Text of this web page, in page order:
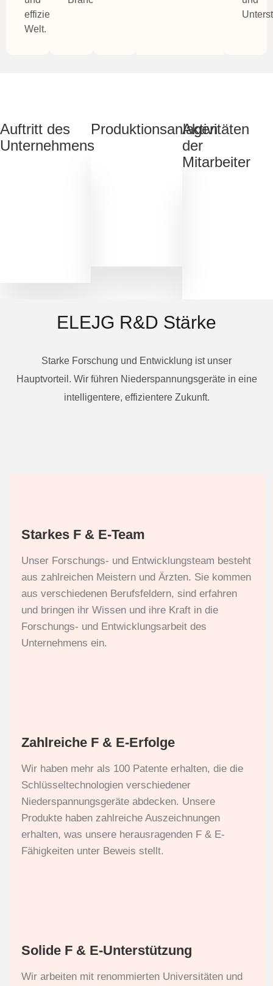
effizientere
Welt.
Auftritt des
Unternehmens
Produktionsanlagen
Aktivitäten
der
Mitarbeiter
ELEJG R&D Stärke
Starke Forschung und Entwicklung ist unser
Hauptvorteil. Wir führen Niederspannungsgeräte in eine
intelligentere, effizientere Zukunft.
Starkes F & E-Team
Unser Forschungs- und Entwicklungsteam besteht
aus zahlreichen Meistern und Ärzten. Sie kommen
aus verschiedenen Berufsfeldern, sind erfahren
und bringen ihr Wissen und ihre Kraft in die
Forschungs- und Entwicklungsarbeit des
Unternehmens ein.
Zahlreiche F & E-Erfolge
Wir haben mehr als 100 Patente erhalten, die die
Schlüsseltechnologien verschiedener
Niederspannungsgeräte abdecken. Unsere
Produkte haben zahlreiche Auszeichnungen
erhalten, was unsere herausragenden F & E-
Fähigkeiten unter Beweis stellt.
Solide F & E-Unterstützung
Wir arbeiten mit renommierten Universitäten und